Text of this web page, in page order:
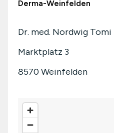
Derma-Weinfelden
Dr. med. Nordwig Tomi
Marktplatz 3
8570 Weinfelden